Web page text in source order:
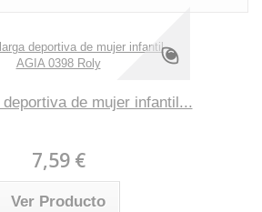
deportiva de mujer infantil...
7,59 €
Ver Producto